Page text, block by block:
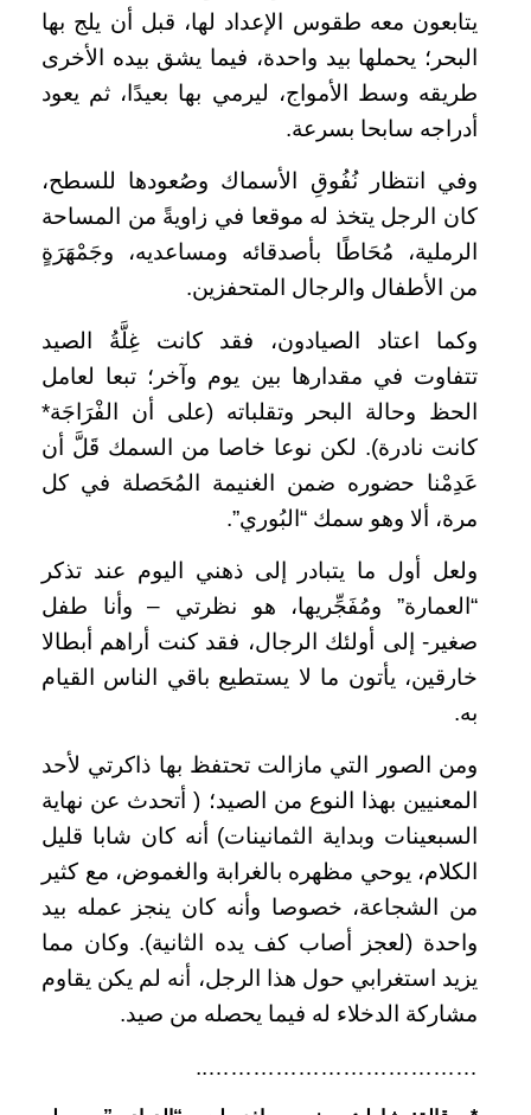
يتابعون معه طقوس الإعداد لها، قبل أن يلج بها
البحر؛ يحملها بيد واحدة، فيما يشق بيده الأخرى
طريقه وسط الأمواج، ليرمي بها بعيدًا، ثم يعود
أدراجه سابحا بسرعة.
وفي انتظار نُفُوقِ الأسماك وصُعودها للسطح،
كان الرجل يتخذ له موقعا في زاويةً من المساحة
الرملية، مُحَاطًا بأصدقائه ومساعديه، وجَمْهَرَةٍ
من الأطفال والرجال المتحفزين.
وكما اعتاد الصيادون، فقد كانت غِلَّةُ الصيد
تتفاوت في مقدارها بين يوم وآخر؛ تبعا لعامل
الحظ وحالة البحر وتقلباته (على أن الفْرَاجَة*
كانت نادرة). لكن نوعا خاصا من السمك قَلَّ أن
عَدِمْنا حضوره ضمن الغنيمة المُحَصلة في كل
مرة، ألا وهو سمك “البُوري”.
ولعل أول ما يتبادر إلى ذهني اليوم عند تذكر
“العمارة” ومُفَجِّريها، هو نظرتي – وأنا طفل
صغير- إلى أولئك الرجال، فقد كنت أراهم أبطالا
خارقين، يأتون ما لا يستطيع باقي الناس القيام
به.
ومن الصور التي مازالت تحتفظ بها ذاكرتي لأحد
المعنيين بهذا النوع من الصيد؛ ( أتحدث عن نهاية
السبعينات وبداية الثمانينات) أنه كان شابا قليل
الكلام، يوحي مظهره بالغرابة والغموض، مع كثير
من الشجاعة، خصوصا وأنه كان ينجز عمله بيد
واحدة (لعجز أصاب كف يده الثانية). وكان مما
يزيد استغرابي حول هذا الرجل، أنه لم يكن يقاوم
مشاركة الدخلاء له فيما يحصله من صيد.
………………………………..